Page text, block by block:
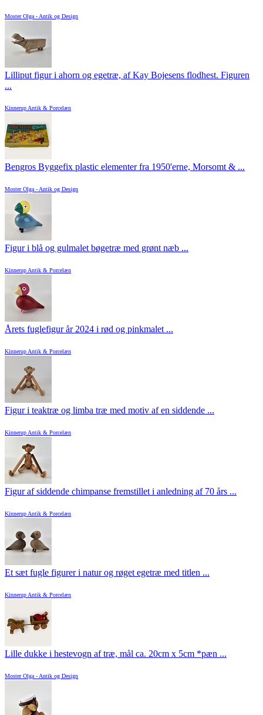
Moster Olga - Antik og Design
Lilliput figur i ahorn og egetræ, af Kay Bojesens flodhest. Figuren
...
Kinnerup Antik & Porcelæn
Bengros Byggefix plastic elementer fra 1950'erne, Morsomt & ...
Moster Olga - Antik og Design
Figur i blå og gulmalet bøgetræ med grønt næb ...
Kinnerup Antik & Porcelæn
Årets fuglefigur år 2024 i rød og pinkmalet ...
Kinnerup Antik & Porcelæn
Figur i teaktræ og limba træ med motiv af en siddende ...
Kinnerup Antik & Porcelæn
Figur af siddende chimpanse fremstillet i anledning af 70 års ...
Kinnerup Antik & Porcelæn
Et sæt fugle figurer i natur og røget egetræ med titlen ...
Kinnerup Antik & Porcelæn
Lille dukke i hestevogn af træ, mål ca. 20cm x 5cm *pæn ...
Moster Olga - Antik og Design